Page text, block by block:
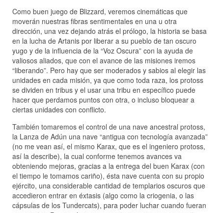
Como buen juego de Blizzard, veremos cinemáticas que
moverán nuestras fibras sentimentales en una u otra
dirección, una vez dejando atrás el prólogo, la historia se basa
en la lucha de Artanis por liberar a su pueblo de tan oscuro
yugo y de la influencia de la “Voz Oscura” con la ayuda de
valiosos aliados, que con el avance de las misiones iremos
“liberando”. Pero hay que ser moderados y sabios al elegir las
unidades en cada misión, ya que como toda raza, los protoss
se dividen en tribus y el usar una tribu en específico puede
hacer que perdamos puntos con otra, o incluso bloquear a
ciertas unidades con conflicto.
También tomaremos el control de una nave ancestral protoss,
la Lanza de Adún una nave “antigua con tecnología avanzada”
(no me vean así, el mismo Karax, que es el ingeniero protoss,
así la describe), la cual conforme tenemos avances va
obteniendo mejoras, gracias a la entrega del buen Karax (con
el tiempo le tomamos cariño), ésta nave cuenta con su propio
ejército, una considerable cantidad de templarios oscuros que
accedieron entrar en éxtasis (algo como la criogenia, o las
cápsulas de los Tundercats), para poder luchar cuando fueran